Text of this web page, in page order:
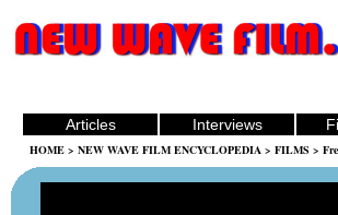
Articles Interviews
HOME > NEW WAVE FILM ENCYCLOPEDIA > FILMS >